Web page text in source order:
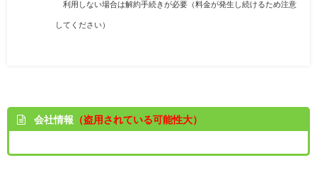
利用しない場合は解約手続きが必要（料金が発生し続けるため注意
してください）
会社情報 （盗用されている可能性大）